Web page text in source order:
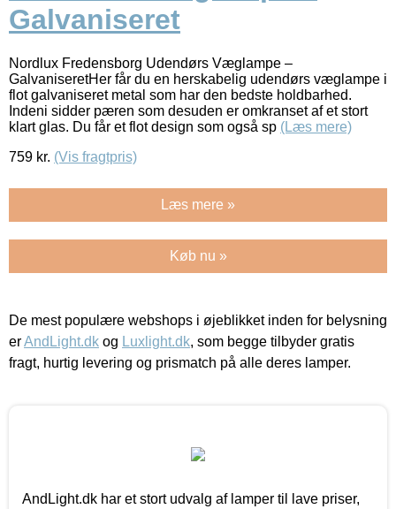
Galvaniseret
Nordlux Fredensborg Udendørs Væglampe –
GalvaniseretHer får du en herskabelig udendørs væglampe i
flot galvaniseret metal som har den bedste holdbarhed.
Indeni sidder pæren som desuden er omkranset af et stort
klart glas. Du får et flot design som også sp (Læs mere)
759 kr. (Vis fragtpris)
Læs mere »
Køb nu »
De mest populære webshops i øjeblikket inden for belysning
erAndLight.dk og Luxlight.dk, som begge tilbyder gratis
fragt, hurtig levering og prismatch på alle deres lamper.
AndLight.dk har et stort udvalg af lamper til lave priser,